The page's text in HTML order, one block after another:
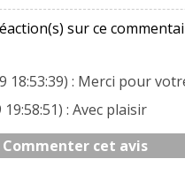
sur ce
18:53:39) : Merci pour
: Avec plaisir
Commenter cet avis